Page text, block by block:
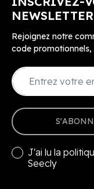
NEWSLETTER
Rejoignez notre
code promotionnels,
J'ai lu la
Seecly